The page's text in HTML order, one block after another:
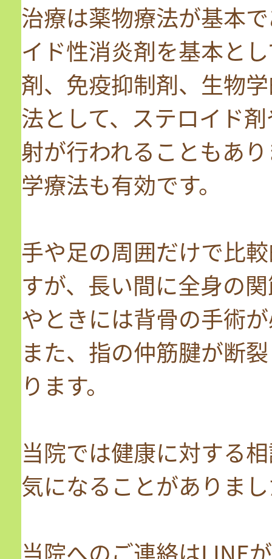
治療は薬物療法が基本
イド性消炎剤を基本と
剤、免疫抑制剤、生物
法として、ステロイド
射が行われることもあ
学療法も有効です。
手や足の周囲だけで比
すが、長い間に全身の
やときには背骨の手術
また、指の仲筋腱が断
ります。
当院では健康に対する
気になることがありま
当院へのご連絡はLINE